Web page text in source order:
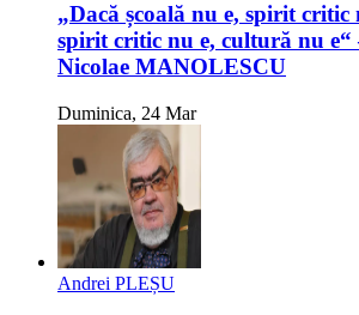
„Dacă școală nu e, spirit critic
spirit critic nu e, cultură nu e“
Nicolae MANOLESCU
Duminica, 24 Mar
Andrei PLEȘU